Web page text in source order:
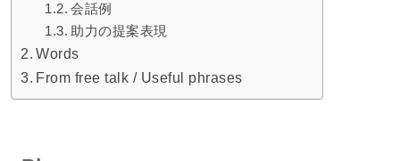
会話例
助力の提案表現
Words
From free talk / Useful phrases